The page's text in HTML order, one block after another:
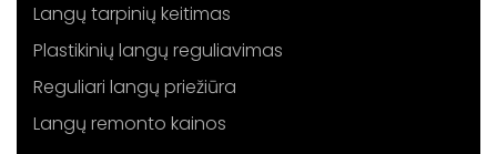
Langų tarpinių keitimas
Plastikinių langų reguliavimas
Reguliari langų priežiūra
Langų remonto kainos